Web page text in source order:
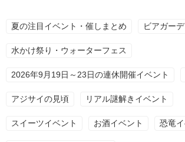
夏の注目イベント・催しまとめ ビアガー
水かけ祭り・ウォーターフェス
2026年9月19日～23日の連休開催イベント
アジサイの見頃 リアル謎解きイベント
スイーツイベント お酒イベント 恐竜